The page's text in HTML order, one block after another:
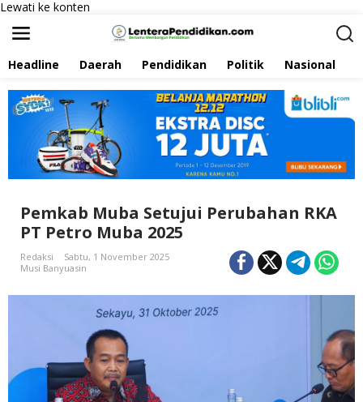
Lewati ke konten
Headline Daerah Pendidikan Politik Nasional
Pemkab Muba Setujui Perubahan RKA
PT Petro Muba 2025
Redaksi
Sabtu, 1 November 2025
Musi Banyuasin